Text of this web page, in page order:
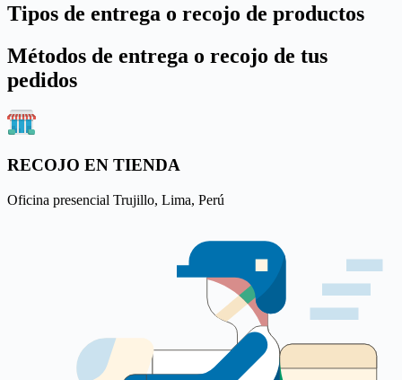
Tipos de entrega o recojo de productos
Métodos de entrega o recojo de tus
pedidos
RECOJO EN TIENDA
Oficina presencial Trujillo, Lima, Perú